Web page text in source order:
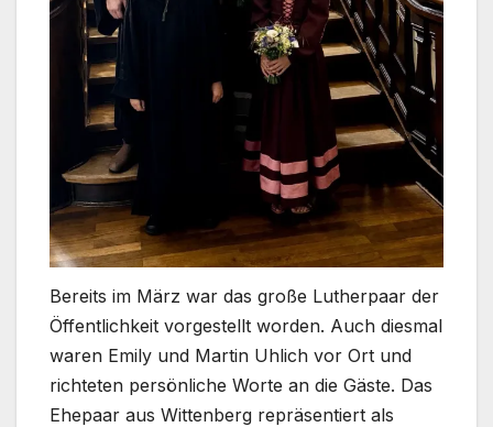
Bereits im März war das große Lutherpaar der
Öffentlichkeit vorgestellt worden. Auch diesmal
waren Emily und Martin Uhlich vor Ort und
richteten persönliche Worte an die Gäste. Das
Ehepaar aus Wittenberg repräsentiert als